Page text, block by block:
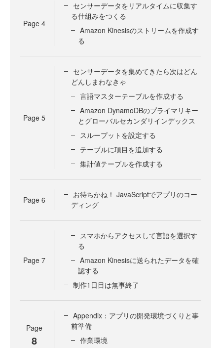
Page 4
センサーデータをリアルタイムに収集す
る仕組みをつくる
Amazon Kinesisのストリームを作成す
る
Page 5
センサーデータを集めてきたら次はどん
どんしまわなきゃ
言語マスターテーブルを作成する
Amazon DynamoDBのプライマリキー
とグローバルセカンダリインデックス
スループットを設定する
テーブルに項目を追加する
集計値テーブルを作成する
Page 6
お待ちかね！ JavaScriptでアプリのコー
ディング
Page 7
スマホからアクセスして言語を選択す
る
Amazon Kinesisに送られたデータを確
認する
制作1日目は無事終了
Page
8
Appendix：アプリの開発環境づくりと事
前準備
作業環境